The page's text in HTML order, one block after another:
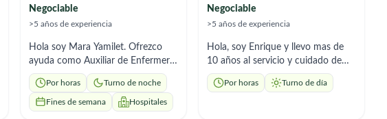
Negociable
>5 años de experiencia
Hola soy Mara Yamilet. Ofrezco
ayuda como Auxiliar de Enfermería
especializada en Geriatría. Cuento
con más de 18 años de experiencia
dedicados exclusivamente al
Por horas Turno de noche
Fines de semana Hospitales
Negociable
>5 años de experiencia
Hola, soy Enrique y llevo mas de
10 años al servicio y cuidado de
pacientes con todo tipo de
dependencias. Enfermedades
Por horas Turno de día